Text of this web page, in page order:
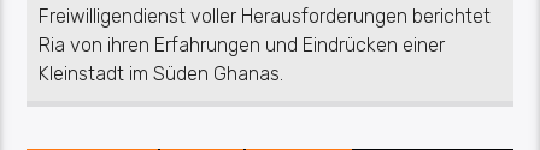
Freiwilligendienst voller Herausforderungen berichtet
Ria von ihren Erfahrungen und Eindrücken einer
Kleinstadt im Süden Ghanas.